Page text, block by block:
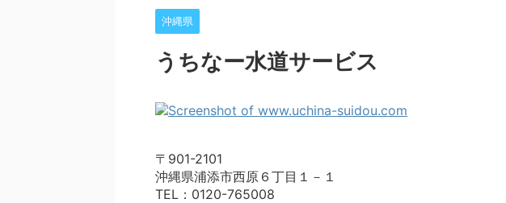
沖縄県
うちなー水道サービス
〒901-2101
沖縄県浦添市西原６丁目１－１
TEL：0120-765008